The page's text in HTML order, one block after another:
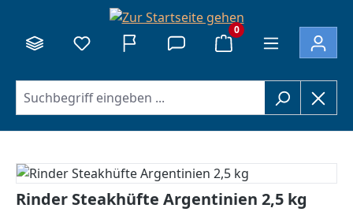
0
Bildergalerie überspringen
Rinder Steakhüfte Argentinien 2,5 kg